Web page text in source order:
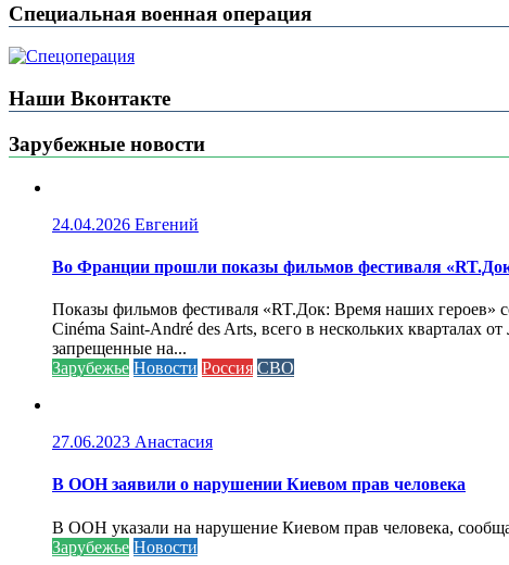
Специальная военная операция
Наши Вконтакте
Зарубежные новости
24.04.2026 Евгений
Во Франции прошли показы фильмов фестиваля
Показы фильмов фестиваля «RT.Док: Время наших героев»
Cinéma Saint-André des Arts, всего в нескольких кварталах
запрещенные на...
Зарубежье Новости Россия СВО
27.06.2023 Анастасия
В ООН заявили о нарушении Киевом прав человека
В ООН указали на нарушение Киевом прав человека,
Зарубежье Новости